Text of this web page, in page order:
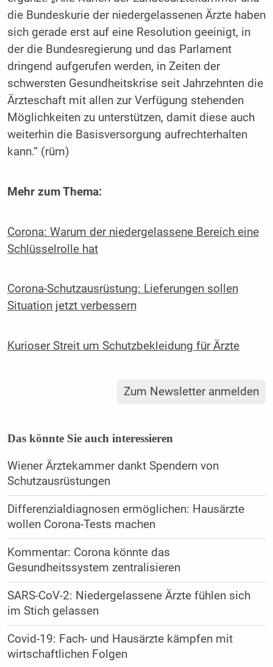
die Bundeskurie der niedergelassenen Ärzte haben
sich gerade erst auf eine Resolution geeinigt, in
der die Bundesregierung und das Parlament
dringend aufgerufen werden, in Zeiten der
schwersten Gesundheitskrise seit Jahrzehnten die
Ärzteschaft mit allen zur Verfügung stehenden
Möglichkeiten zu unterstützen, damit diese auch
weiterhin die Basisversorgung aufrechterhalten
kann.“ (rüm)
Mehr zum Thema:
Corona: Warum der niedergelassene Bereich eine
Schlüsselrolle hat
Corona-Schutzausrüstung: Lieferungen sollen
Situation jetzt verbessern
Kurioser Streit um Schutzbekleidung für Ärzte
Zum Newsletter anmelden
Das könnte Sie auch interessieren
Wiener Ärztekammer dankt Spendern von
Schutzausrüstungen
Differenzialdiagnosen ermöglichen: Hausärzte
wollen Corona-Tests machen
Kommentar: Corona könnte das
Gesundheitssystem zentralisieren
SARS-CoV-2: Niedergelassene Ärzte fühlen sich
im Stich gelassen
Covid-19: Fach- und Hausärzte kämpfen mit
wirtschaftlichen Folgen